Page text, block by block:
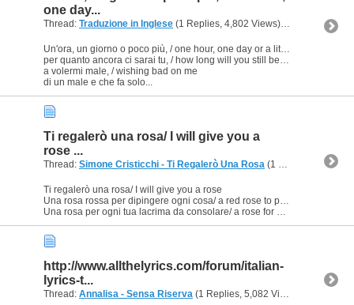
one day...
Thread: Traduzione in Inglese (1 Replies, 4,802 Views) by
Un'ora, un giorno o poco più, / one hour, one day or a little longer
per quanto ancora ci sarai tu, / how long will you still be here
a volermi male, / wishing bad on me
di un male e che fa solo...
Ti regalerò una rosa/ I will give you a
rose ...
Thread: Simone Cristicchi - Ti Regalerò Una Rosa (1 Replies, 4,367 Views) by
Ti regalerò una rosa/ I will give you a rose
Una rosa rossa per dipingere ogni cosa/ a red rose to paint everything
Una rosa per ogni tua lacrima da consolare/ a rose for every tear of...
http://www.allthelyrics.com/forum/italian-
lyrics-t...
Thread: Annalisa - Sensa Riserva (1 Replies, 5,082 Views) by